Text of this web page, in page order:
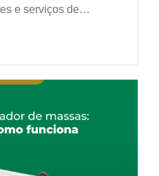
e serviços de